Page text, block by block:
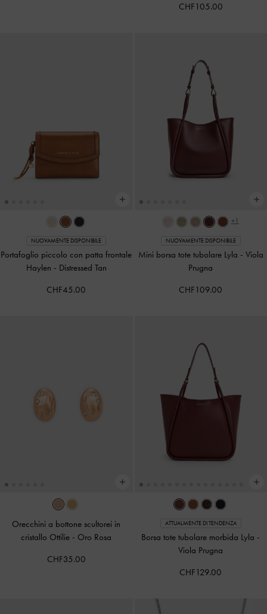
CHF105.00
NUOVAMENTE DISPONIBILE
Portafoglio piccolo con patta frontale
Haylen - Distressed Tan
CHF45.00
+1
NUOVAMENTE DISPONIBILE
Mini borsa tote tubolare Lyla - Viola
Prugna
CHF109.00
Orecchini a bottone scultorei in
cristallo Ottilie - Oro Rosa
CHF35.00
ATTUALMENTE DI TENDENZA
Borsa tote tubolare morbida Lyla -
Viola Prugna
CHF129.00